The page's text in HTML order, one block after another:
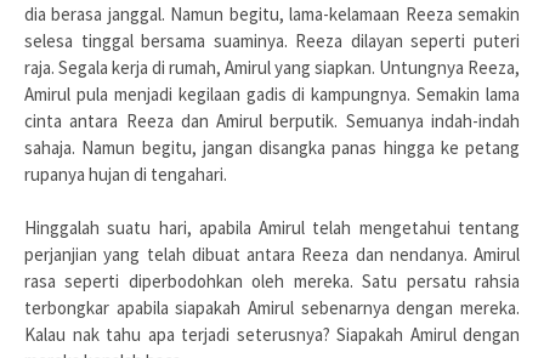
dia berasa janggal. Namun begitu, lama-kelamaan Reeza semakin
selesa tinggal bersama suaminya. Reeza dilayan seperti puteri
raja. Segala kerja di rumah, Amirul yang siapkan. Untungnya Reeza,
Amirul pula menjadi kegilaan gadis di kampungnya. Semakin lama
cinta antara Reeza dan Amirul berputik. Semuanya indah-indah
sahaja. Namun begitu, jangan disangka panas hingga ke petang
rupanya hujan di tengahari.
Hinggalah suatu hari, apabila Amirul telah mengetahui tentang
perjanjian yang telah dibuat antara Reeza dan nendanya. Amirul
rasa seperti diperbodohkan oleh mereka. Satu persatu rahsia
terbongkar apabila siapakah Amirul sebenarnya dengan mereka.
Kalau nak tahu apa terjadi seterusnya? Siapakah Amirul dengan